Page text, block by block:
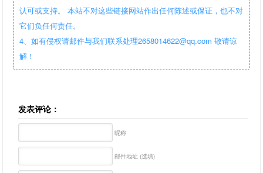
认可或支持。 本站不对这些链接网站作出任何陈述或保证，也不对
它们负任何责任。
4、如有侵权请邮件与我们联系处理2658014622@qq.com 敬请谅
解！
发表评论：
昵称
邮件地址 (选填)